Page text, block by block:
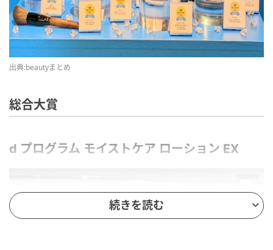
出典:beautyまとめ
総合大賞
d プログラム モイストケア ローション EX
続きを読む